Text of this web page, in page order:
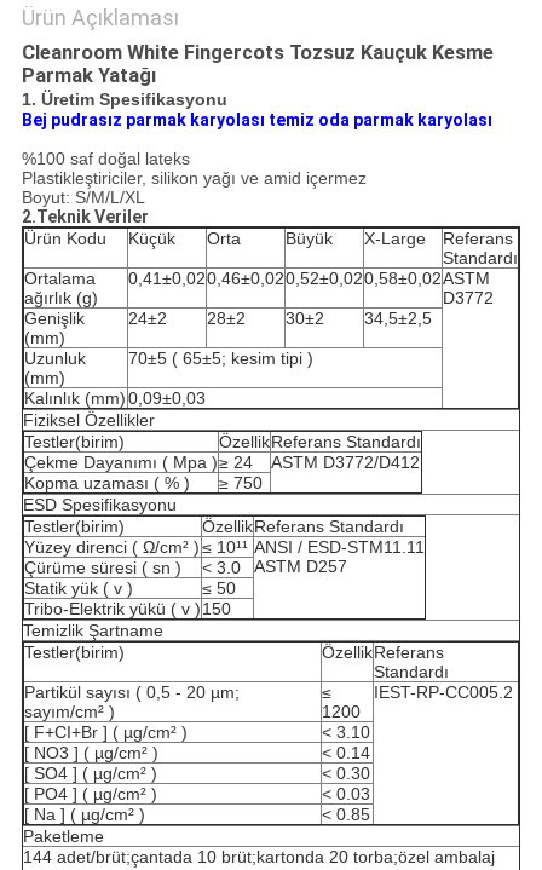
Ürün Açıklaması
Cleanroom White Fingercots Tozsuz Kauçuk Kesme
Parmak Yatağı
1. Üretim Spesifikasyonu
Bej pudrasız parmak karyolası temiz oda parmak karyolası
%100 saf doğal lateks
Plastikleştiriciler, silikon yağı ve amid içermez
Boyut: S/M/L/XL
2.Teknik Veriler
Ürün Kodu
Küçük Orta Büyük X-Large
Referans
Standardı
Ortalama
ağırlık (g)
0,41±0,020,46±0,020,52±0,020,58±0,02ASTM
D3772
Genişlik
(mm)
24±2 28±2 30±2 34,5±2,5
Uzunluk
(mm)
70±5 ( 65±5; kesim tipi )
Kalınlık (mm)0,09±0,03
Fiziksel Özellikler
Testler(birim)
ÖzellikReferans Standardı
Çekme Dayanımı ( Mpa )≥ 24
ASTM D3772/D412
Kopma uzaması ( % )
≥ 750
ESD Spesifikasyonu
Testler(birim)
ÖzellikReferans Standardı
Yüzey direnci ( Ω/cm² )≤ 10¹¹ ANSI / ESD-STM11.11
ASTM D257
Çürüme süresi ( sn )
< 3.0
Statik yük ( v )
≤ 50
Tribo-Elektrik yükü ( v )150
Temizlik Şartname
Testler(birim)
ÖzellikReferans
Standardı
Partikül sayısı ( 0,5 - 20 µm;
sayım/cm² )
≤
1200
IEST-RP-CC005.2
[ F+CI+Br ] ( µg/cm² )
< 3.10
[ NO3 ] ( µg/cm² )
< 0.14
[ SO4 ] ( µg/cm² )
< 0.30
[ PO4 ] ( µg/cm² )
< 0.03
[ Na ] ( µg/cm² )
< 0.85
Paketleme
144 adet/brüt;çantada 10 brüt;kartonda 20 torba;özel ambalaj